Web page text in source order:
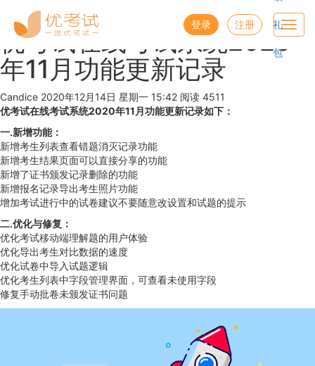
登录 注册 礼
包
优考试在线考试系统2020
年11月功能更新记录
Candice 2020年12月14日 星期一 15:42 阅读 4511
优考试在线考试系统2020年11月功能更新记录如下：
一.新增功能：
新增考生列表查看错题消灭记录功能
新增考生结果页面可以直接分享的功能
新增了证书颁发记录删除的功能
新增报名记录导出考生照片功能
增加考试进行中的试卷建议不要随意改设置和试题的提示
二.优化与修复：
优化考试移动端理解题的用户体验
优化导出考生对比数据的速度
优化试卷中导入试题逻辑
优化考生列表中字段管理界面，可查看未使用字段
修复手动批卷未颁发证书问题